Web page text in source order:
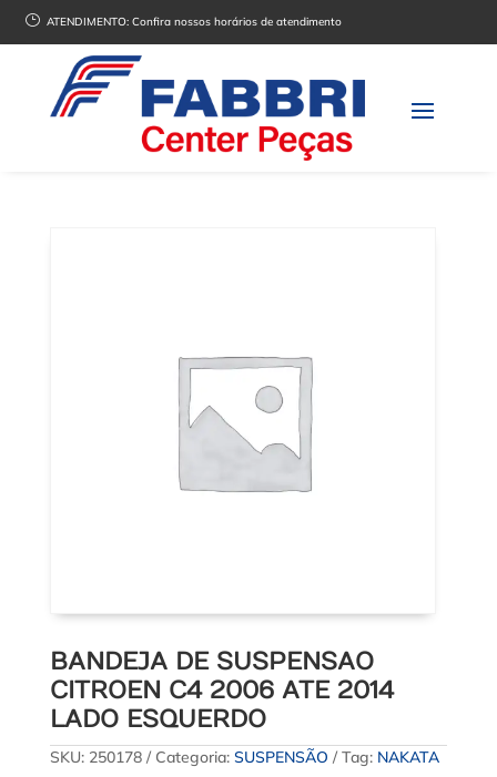
} ATENDIMENTO:Confira nossos horários de atendimento
BANDEJA DE SUSPENSAO
CITROEN C4 2006 ATE 2014
LADO ESQUERDO
SKU: 250178 Categoria: SUSPENSÃO Tag: NAKATA